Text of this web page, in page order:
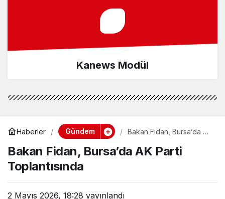
Kanews Modül
Haberler Gündem
Bakan Fidan, Bursa’da AK
Bakan Fidan, Bursa’da AK Parti
Toplantısında
2 Mayıs 2026, 18:28 yayınlandı